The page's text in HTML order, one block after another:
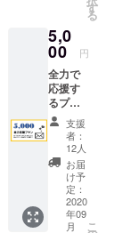
間終了
を込め
たお礼
のメー
ルをお
送りさ
せて頂
きま
す。
す
る
5,0
00 円
全力で
応援す
るプラ
ンで
す。ご
支援い
ただい
た方に
少し大
きなス
ポーツ
支援
者：
12人
お届
け予
定：
2020
年09
月
こ